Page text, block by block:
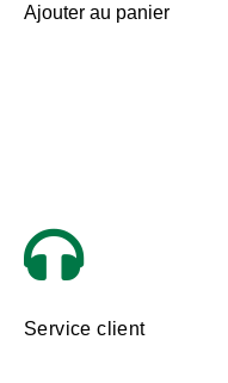
Ajouter au panier
Service client